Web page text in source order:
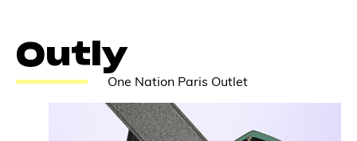
Outly
One Nation Paris Outlet